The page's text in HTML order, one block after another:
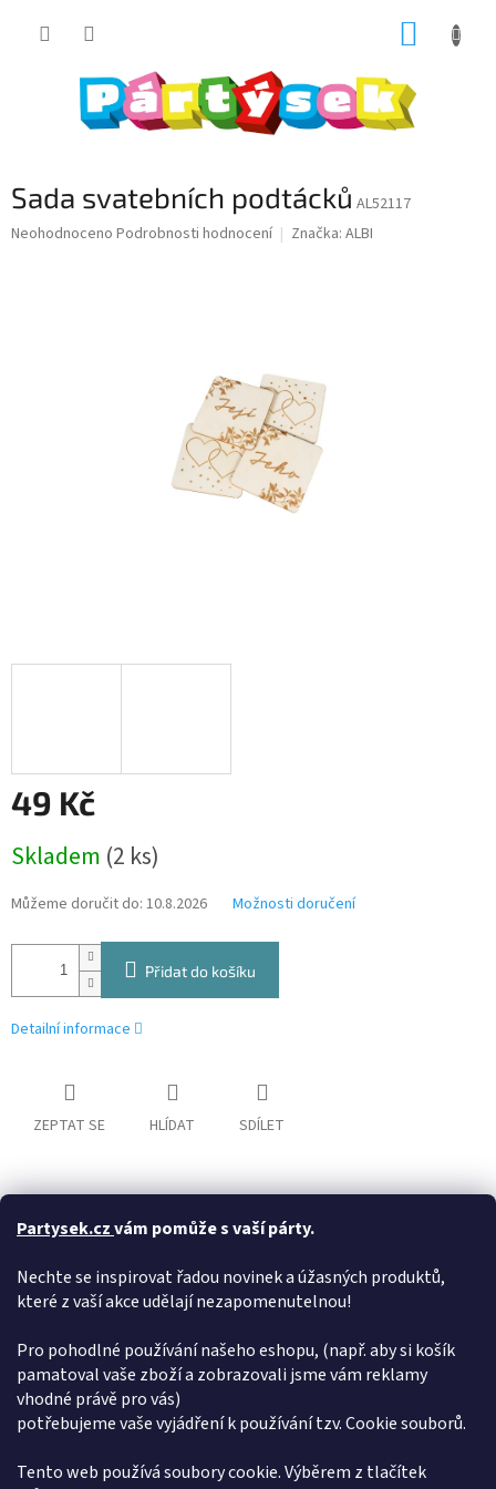
Partysek.czvám pomůže s vaší párty.
Nechte se inspirovat řadou novinek a úžasných produktů,
které z vaší akce udělají nezapomenutelnou!
Pro pohodlné používání našeho eshopu, (např. aby si košík
pamatoval vaše zboží a zobrazovali jsme vám reklamy
vhodné právě pro vás)
potřebujeme vaše vyjádření k používání tzv. Cookie souborů.
Tento web používá soubory cookie. Výběrem z tlačítek
Sada svatebních podtácků AL52117
Průměrné
Neohodnoceno Podrobnosti hodnocení Značka: ALBI
49 Kč
cena:
Skladem (2 ks)
Můžeme doručit do: 10.8.2026 Možnosti doručení
Přidat do košíku
Detailní informace
ZEPTAT SE HLÍDAT SDÍLET
Popis Hodnocení Diskuze
Detailní popis produktu
Darujte novomanželům ten nejlepší svatební dar od Albi.
Doplňkové parametry
Kategorie: Svatby
Hmotnost: 0.11 kg